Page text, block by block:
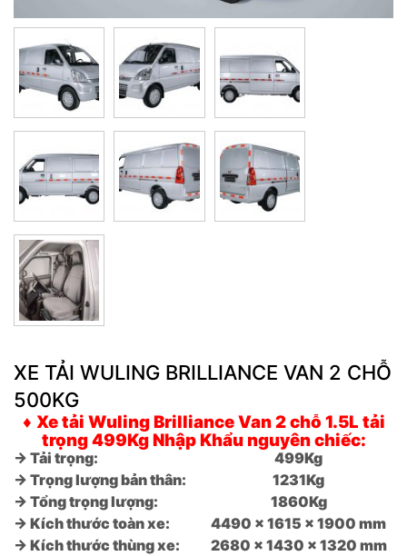
XE TẢI WULING BRILLIANCE VAN 2 CHỖ
500KG
♦ Xe tải Wuling Brilliance Van 2 chỗ 1.5L tải
trọng 499Kg Nhập Khẩu nguyên chiếc:
→ Tải trọng:
499Kg
→ Trọng lượng bản thân:
1231Kg
→ Tổng trọng lượng:
1860Kg
→ Kích thước toàn xe:
4490 x 1615 x 1900 mm
→ Kích thước thùng xe:
2680 x 1430 x 1320 mm